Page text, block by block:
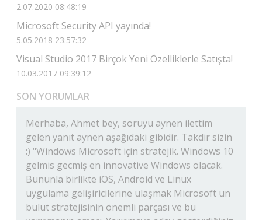
2.07.2020 08:48:19
Microsoft Security API yayında!
5.05.2018 23:57:32
Visual Studio 2017 Birçok Yeni Özelliklerle Satışta!
10.03.2017 09:39:12
SON YORUMLAR
Merhaba, Ahmet bey, soruyu aynen ilettim
gelen yanıt aynen aşağıdaki gibidir. Takdir sizin
:) "Windows Microsoft için stratejik. Windows 10
gelmis gecmiş en innovative Windows olacak.
Bununla birlikte iOS, Android ve Linux
uygulama gelişiricilerine ulaşmak Microsoft un
bulut stratejisinin önemli parçası ve bu